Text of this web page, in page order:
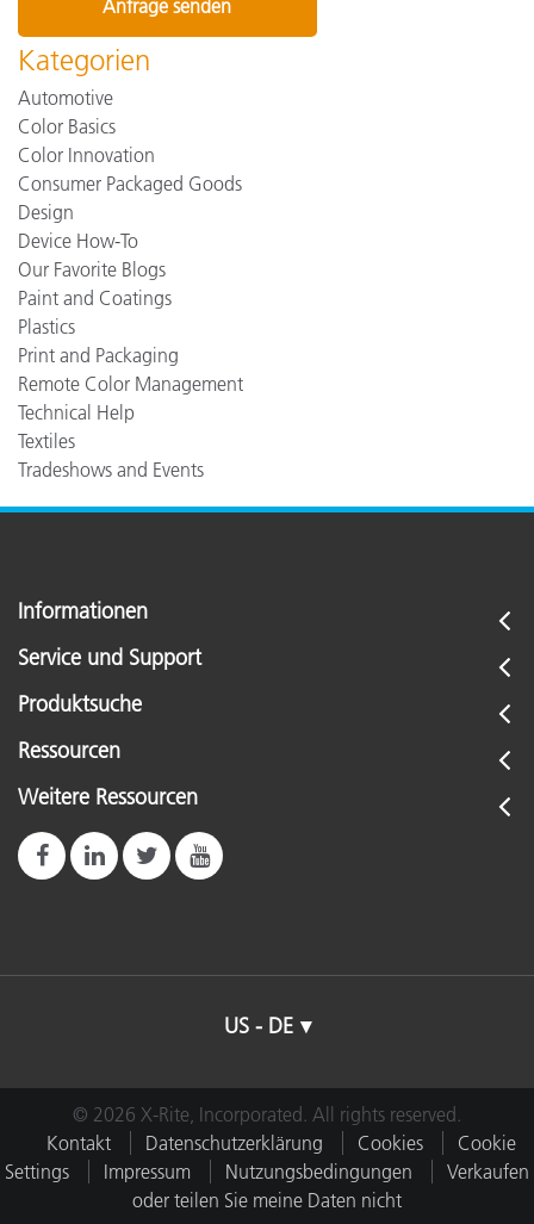
Kategorien
Automotive
Color Basics
Color Innovation
Consumer Packaged Goods
Design
Device How-To
Our Favorite Blogs
Paint and Coatings
Plastics
Print and Packaging
Remote Color Management
Technical Help
Textiles
Tradeshows and Events
Informationen
Service und Support
Produktsuche
Ressourcen
Weitere Ressourcen
US - DE
© 2026 X-Rite, Incorporated. All rights reserved.
Kontakt
Datenschutzerklärung Cookies
Cookie
Settings
Impressum Nutzungsbedingungen
Verkaufen
oder teilen Sie meine Daten nicht